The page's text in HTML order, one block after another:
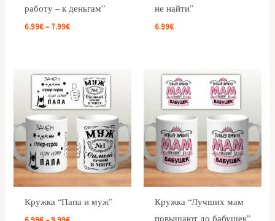
работу – к деньгам”
6.99€– 7.99€
не найти”
6.99€
Кружка “Папа и муж”
Price
range:
6.99€
through
9.99€
Кружка “Лучших мам
повышают до бабушек”
Price
range:
6.99€
through
7.99€